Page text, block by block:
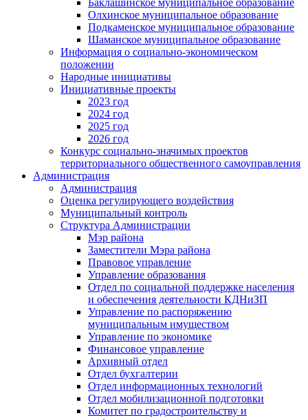
Олхинское муниципальное образование
Подкаменское муниципальное образование
Шаманское муниципальное образование
Информация о социально-экономическом
положении
Народные инициативы
Инициативные проекты
2023 год
2024 год
2025 год
2026 год
Конкурс социально-значимых проектов
территориального общественного самоуправления
Администрация
Администрация
Оценка регулирующего воздействия
Муниципальный контроль
Структура Администрации
Мэр района
Заместители Мэра района
Правовое управление
Управление образования
Отдел по социальной поддержке населения
и обеспечения деятельности КДНиЗП
Управление по распоряжению
муниципальным имуществом
Управление по экономике
Финансовое управление
Архивный отдел
Отдел бухгалтерии
Отдел информационных технологий
Отдел мобилизационной подготовки
Комитет по градостроительству и